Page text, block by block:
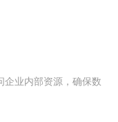
企业内部资源，确保数